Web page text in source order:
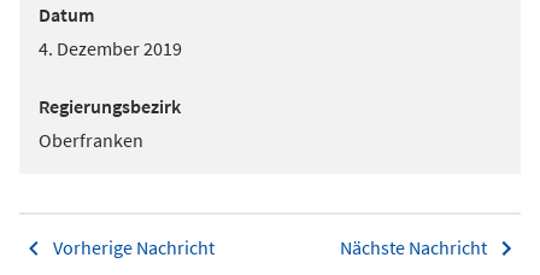
Datum
4. Dezember 2019
Regierungsbezirk
Oberfranken
Vorherige Nachricht Nächste Nachricht